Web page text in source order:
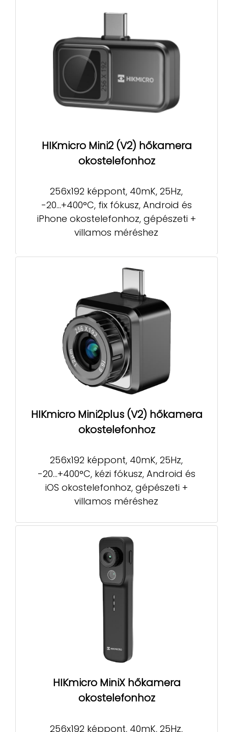
HIKmicro Mini2 (V2) hőkamera
okostelefonhoz
256x192 képpont, 40mK, 25Hz,
-20...+400°C, fix fókusz, Android és
iPhone okostelefonhoz, gépészeti +
villamos méréshez
HIKmicro Mini2plus (V2) hőkamera
okostelefonhoz
256x192 képpont, 40mK, 25Hz,
-20...+400°C, kézi fókusz, Android és
iOS okostelefonhoz, gépészeti +
villamos méréshez
HIKmicro MiniX hőkamera
okostelefonhoz
256x192 képpont, 40mK, 25Hz,